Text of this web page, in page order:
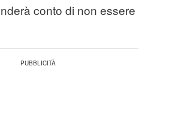
conto di non essere